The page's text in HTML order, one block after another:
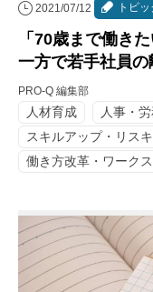
2021/07/12 トピ
「70歳まで働き
一方で若手社員の
PRO-Q 編集部
人材育成 人事・
スキルアップ・リス
働き方改革・ワーク